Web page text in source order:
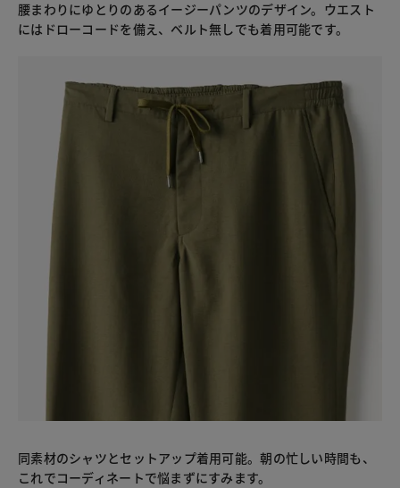
腰まわりにゆとりのあるイージーパンツのデザイン。ウエスト
にはドローコードを備え、ベルト無しでも着用可能です。
同素材のシャツとセットアップ着用可能。朝の忙しい時間も、
これでコーディネートで悩まずにすみます。